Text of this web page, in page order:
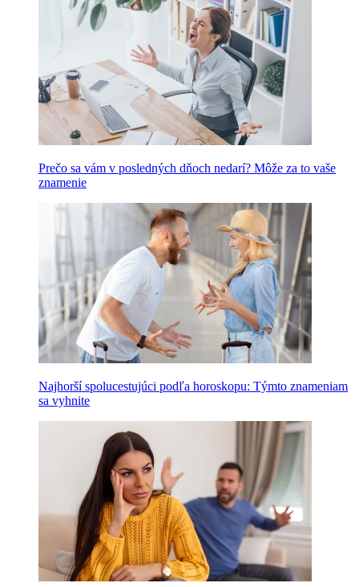
Prečo sa vám v posledných dňoch nedarí? Môže za to vaše
znamenie
Najhorší spolucestujúci podľa horoskopu: Týmto znameniam
sa vyhnite